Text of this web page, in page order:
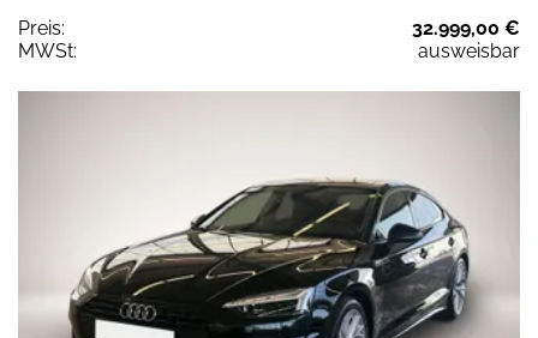
Preis:
32.999,00 €
MWSt:
ausweisbar